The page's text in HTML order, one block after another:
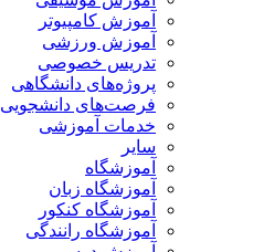
آموزش کامپیوتر
آموزش ورزشی
تدریس خصوصی
پروژه‌های دانشگاهی
فرصت‌های دانشجویی
خدمات آموزشی
سایر
آموزشگاه
آموزشگاه زبان
آموزشگاه کنکور
آموزشگاه رانندگی